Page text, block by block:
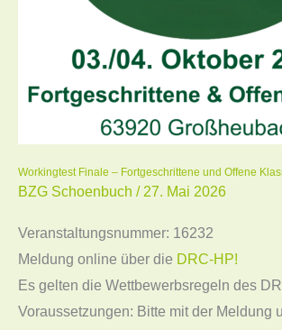
Workingtest Finale – Fortgeschrittene und Offene
BZG Schoenbuch / 27. Mai 2026
Veranstaltungsnummer: 16232
Meldung online über die DRC-HP!
Es gelten die Wettbewerbsregeln des
Voraussetzungen: Bitte mit der Meldung